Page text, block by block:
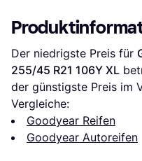
Der niedrigste Preis für
255/45 R21 106Y XL
der günstigste Preis im
Vergleiche:
Goodyear Reifen
Goodyear Autoreifen